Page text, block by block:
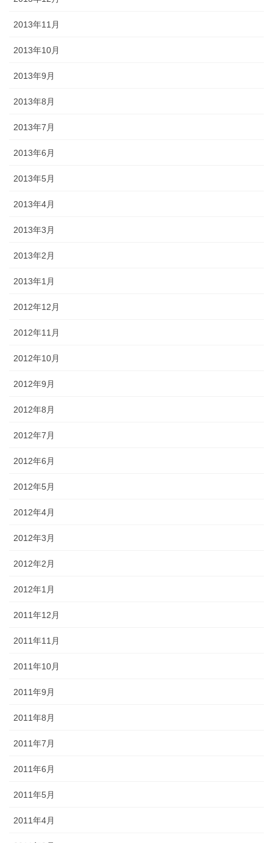
2013年11月
2013年10月
2013年9月
2013年8月
2013年7月
2013年6月
2013年5月
2013年4月
2013年3月
2013年2月
2013年1月
2012年12月
2012年11月
2012年10月
2012年9月
2012年8月
2012年7月
2012年6月
2012年5月
2012年4月
2012年3月
2012年2月
2012年1月
2011年12月
2011年11月
2011年10月
2011年9月
2011年8月
2011年7月
2011年6月
2011年5月
2011年4月